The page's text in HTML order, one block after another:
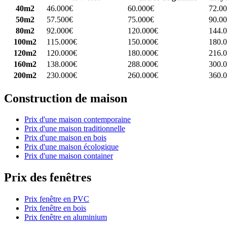
40m2
46.000€ 60.000€
50m2
57.500€ 75.000€
80m2
92.000€ 120.000€
100m2
115.000€ 150.000€
120m2
120.000€ 180.000€
160m2
138.000€ 288.000€
200m2
230.000€ 260.000€
Construction de maison
Prix d'une maison contemporaine
Prix d'une maison traditionnelle
Prix d'une maison en bois
Prix d'une maison écologique
Prix d'une maison container
Prix des fenêtres
Prix fenêtre en PVC
Prix fenêtre en bois
Prix fenêtre en aluminium